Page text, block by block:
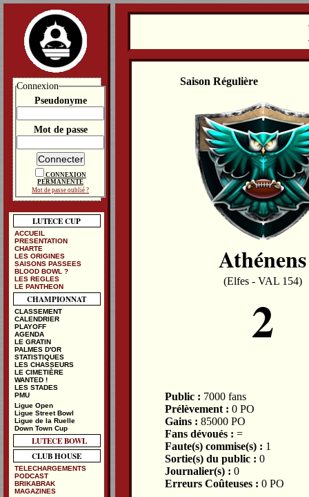
Saison Régulière
Athénens
(Elfes - VAL 154)
2
Public : 7000 fans
Prélèvement : 0 PO
Gains : 85000 PO
Fans dévoués : =
Faute(s) commise(s) : 1
Sortie(s) du public : 0
Journalier(s) : 0
Erreurs Coûteuses : 0 PO
Connexion
Pseudonyme
Mot de passe
CONNEXION
PERMANENTE
Mot de passe oublié ?
LUTECE CUP
ACCUEIL
PRESENTATION
CHARTE
LES ORIGINES
SAISONS PASSEES
BLOOD BOWL ?
LES REGLES
LE PANTHEON
CHAMPIONNAT
CLASSEMENT
CALENDRIER
PLAYOFF
AGENDA
LE GRATIN
PALMES D'OR
STATISTIQUES
LES CHASSEURS
LE CIMETIÈRE
WANTED !
LES STADES
PMU
Ligue Open
Ligue Street Bowl
Ligue de la Ruelle
Down Town Cup
LUTECE BOWL
CLUB HOUSE
TELECHARGEMENTS
PODCAST
BRIKABRAK
MAGAZINES